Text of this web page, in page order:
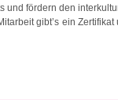
und fördern den
gibt’s ein